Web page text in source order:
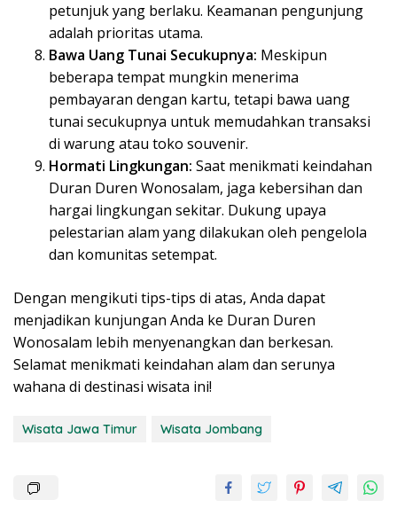
petunjuk yang berlaku. Keamanan pengunjung
adalah prioritas utama.
Bawa Uang Tunai Secukupnya: Meskipun
beberapa tempat mungkin menerima
pembayaran dengan kartu, tetapi bawa uang
tunai secukupnya untuk memudahkan transaksi
di warung atau toko souvenir.
Hormati Lingkungan: Saat menikmati keindahan
Duran Duren Wonosalam, jaga kebersihan dan
hargai lingkungan sekitar. Dukung upaya
pelestarian alam yang dilakukan oleh pengelola
dan komunitas setempat.
Dengan mengikuti tips-tips di atas, Anda dapat
menjadikan kunjungan Anda ke Duran Duren
Wonosalam lebih menyenangkan dan berkesan.
Selamat menikmati keindahan alam dan serunya
wahana di destinasi wisata ini!
Wisata Jawa Timur Wisata Jombang